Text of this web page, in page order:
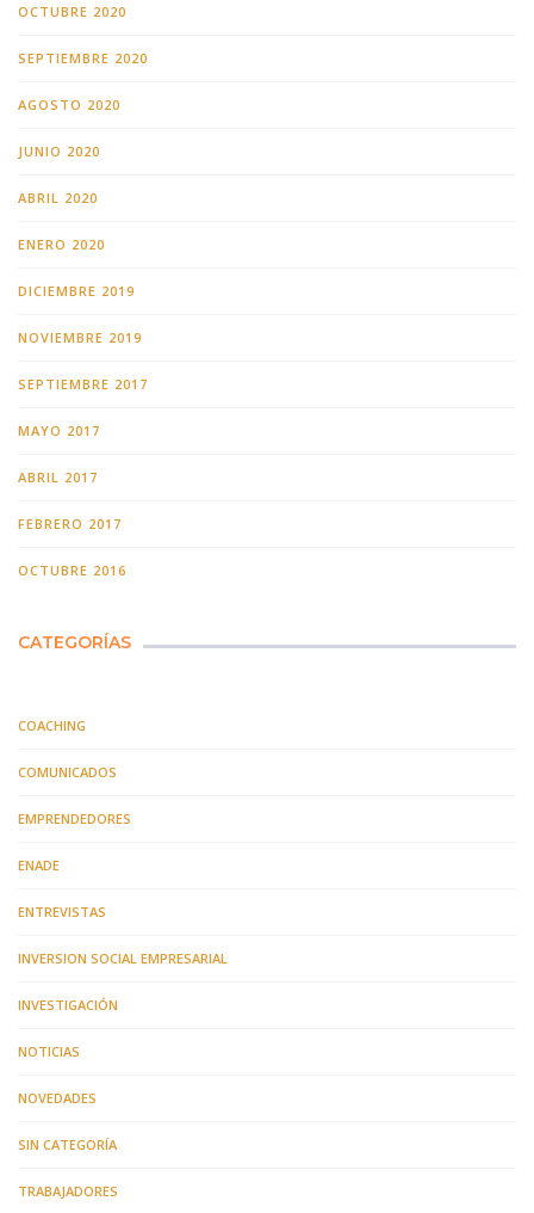
OCTUBRE 2020
SEPTIEMBRE 2020
AGOSTO 2020
JUNIO 2020
ABRIL 2020
ENERO 2020
DICIEMBRE 2019
NOVIEMBRE 2019
SEPTIEMBRE 2017
MAYO 2017
ABRIL 2017
FEBRERO 2017
OCTUBRE 2016
CATEGORÍAS
COACHING
COMUNICADOS
EMPRENDEDORES
ENADE
ENTREVISTAS
INVERSION SOCIAL EMPRESARIAL
INVESTIGACIÓN
NOTICIAS
NOVEDADES
SIN CATEGORÍA
TRABAJADORES